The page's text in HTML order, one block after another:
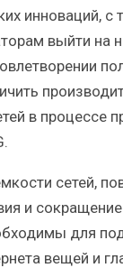
инноваций, с
выйти на
в процессе
сетей,
и
для
вещей и